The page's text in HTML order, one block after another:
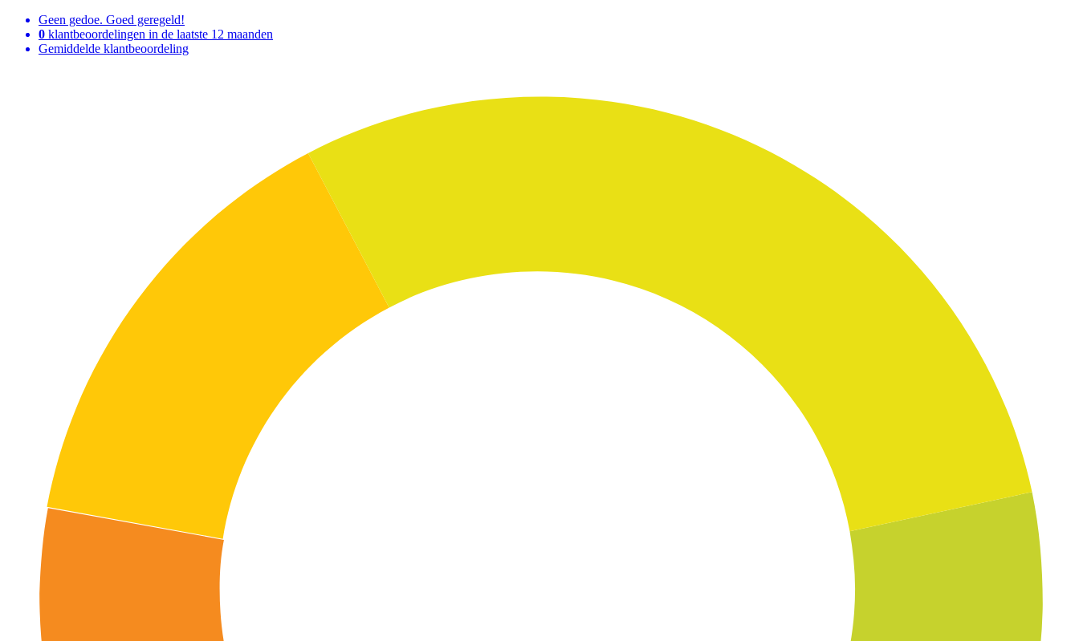
Geen gedoe. Goed geregeld!
0 klantbeoordelingen in de laatste 12 maanden
Gemiddelde klantbeoordeling